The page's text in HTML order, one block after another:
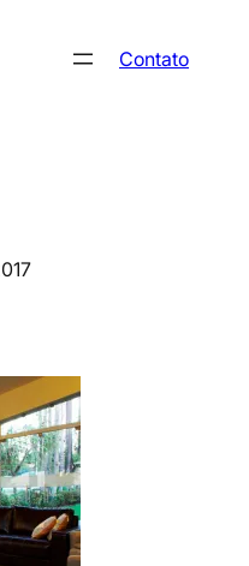
Contato